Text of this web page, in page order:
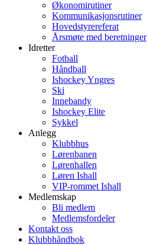
Økonomirutiner
Kommunikasjonsrutiner
Hovedstyrereferat
Årsmøte med beretninger
Idretter
Fotball
Håndball
Ishockey Yngres
Ski
Innebandy
Ishockey Elite
Sykkel
Anlegg
Klubbhus
Lørenbanen
Lørenhallen
Løren Ishall
VIP-rommet Ishall
Medlemskap
Bli medlem
Medlemsfordeler
Kontakt oss
Klubbhåndbok